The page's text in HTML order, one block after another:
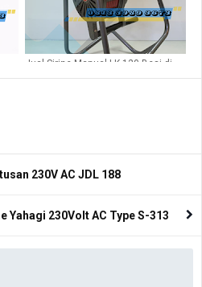
Jual Sirine Manual LK 120 Besi di
230V AC JDL 188
Yahagi 230Volt AC Type S-313